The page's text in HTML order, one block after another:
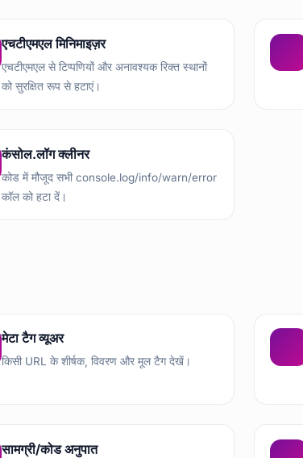
एचटीएमएल मिनिमाइज़र
एचटीएमएल से टिप्पणियों और अनावश्यक रिक्त स्थानों
को सुरक्षित रूप से हटाएं।
कंसोल.लॉग क्लीनर
कोड में मौजूद सभी console.log/info/warn/error
कॉल को हटा दें।
मेटा टैग व्यूअर
किसी URL के शीर्षक, विवरण और मूल टैग देखें।
सामग्री/कोड अनुपात